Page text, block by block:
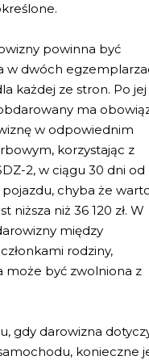
powinna być
w dwóch
każdej ze stron. Po jej
ma
w odpowiednim
korzystając z
2, w ciągu 30 dni od
chyba że
niższa niż 36 120 zł. W
między
rodziny,
może być zwolniona z
gdy darowizna
konieczne